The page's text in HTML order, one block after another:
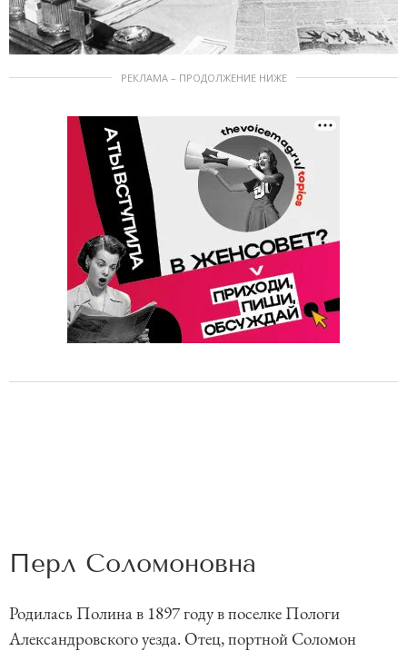
РЕКЛАМА – ПРОДОЛЖЕНИЕ НИЖЕ
Перл Соломоновна
Родилась Полина в 1897 году в поселке Пологи
Александровского уезда. Отец, портной Соломон